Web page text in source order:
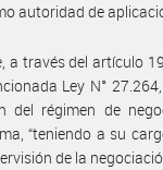
autoridad de
a través del artículo
Ley N°
del régimen de
“teniendo a su
de la